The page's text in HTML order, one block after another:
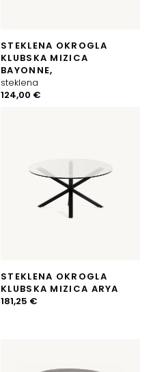
STEKLENA OKROGLA
KLUBSKA MIZICA
BAYONNE,
steklena
124,00 €
STEKLENA OKROGLA
KLUBSKA MIZICA ARYA
181,25 €